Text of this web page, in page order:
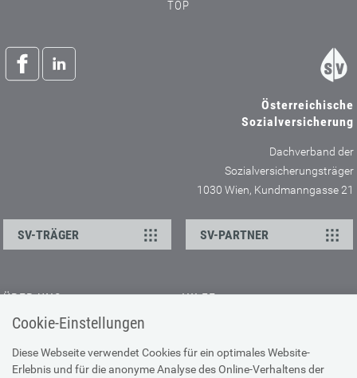
Cookie-Einstellungen
Diese Webseite verwendet Cookies für ein optimales Website-
Erlebnis und für die anonyme Analyse des Online-Verhaltens der
TOP
Österreichische
Sozialversicherung
Dachverband der
Sozialversicherungsträger
1030 Wien, Kundmanngasse 21
SV-TRÄGER SV-PARTNER
ÜBER UNS
Kontakt
Offene Stellen
Presse
HILFE
Browser-Info & Sicherheit
Hilfe zur Suche